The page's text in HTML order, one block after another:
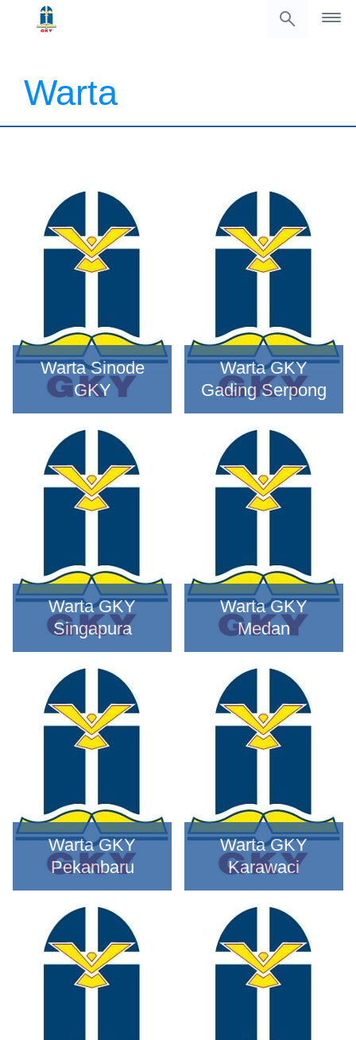
Warta
Warta Sinode
GKY
Warta GKY
Gading Serpong
Warta GKY
Singapura
Warta GKY
Medan
Warta GKY
Pekanbaru
Warta GKY
Karawaci